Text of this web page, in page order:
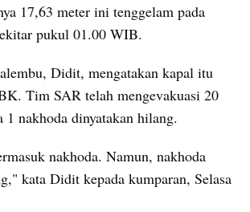
17,63 meter ini tenggelam pada
pukul 01.00 WIB.
Didit, mengatakan kapal itu
Tim SAR telah mengevakuasi 20
nakhoda dinyatakan hilang.
nakhoda. Namun, nakhoda
kata Didit kepada kumparan, Selasa